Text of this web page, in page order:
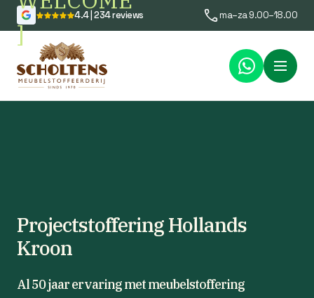
]
4.4 | 234 reviews ma–za 9.00–18.00
Menu
Projectstoffering Hollands
Kroon
Al 50 jaar ervaring met meubelstoffering